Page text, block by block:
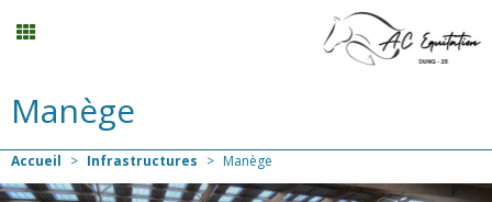
Randonnée
Manège
Accueil > Infrastructures > Manège